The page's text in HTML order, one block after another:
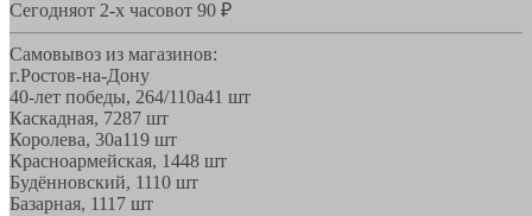
Сегодняот 2-х часовот 90 ₽
Самовывоз из магазинов:
г.Ростов-на-Дону
40-лет победы, 264/110а41 шт
Каскадная, 7287 шт
Королева, 30а119 шт
Красноармейская, 1448 шт
Будённовский, 1110 шт
Базарная, 1117 шт